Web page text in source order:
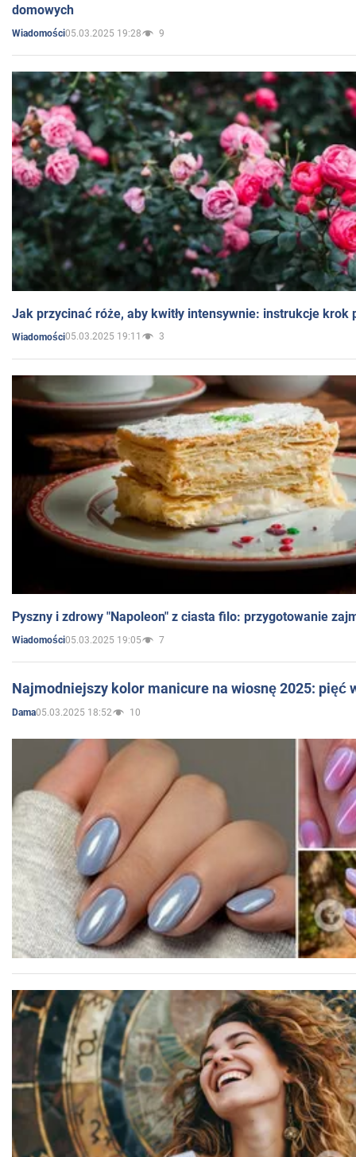
domowych
Wiadomości05.03.2025 19:28 9
Jak przycinać róże, aby kwitły intensywnie: instrukcje krok
Wiadomości05.03.2025 19:11 3
Pyszny i zdrowy "Napoleon" z ciasta filo: przygotowanie
Wiadomości05.03.2025 19:05 7
Najmodniejszy kolor manicure na wiosnę 2025: pięć
Dama05.03.2025 18:52 10